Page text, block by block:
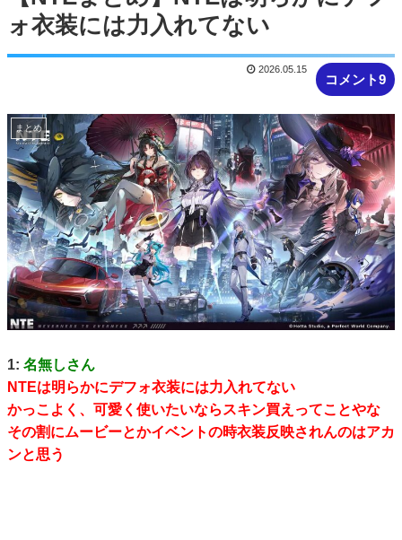
ォ衣装には力入れてない
コメント9
2026.05.15
まとめ
1: 名無しさん
NTEは明らかにデフォ衣装には力入れてない
かっこよく、可愛く使いたいならスキン買えってことやな
その割にムービーとかイベントの時衣装反映されんのはアカ
ンと思う